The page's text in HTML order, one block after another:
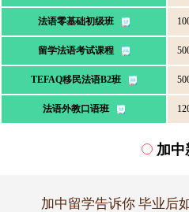
法语零基础初级班
留学法语考试课程
TEFAQ移民法语B2班
法语外教口语班
加中
加中留学告诉你 毕业后